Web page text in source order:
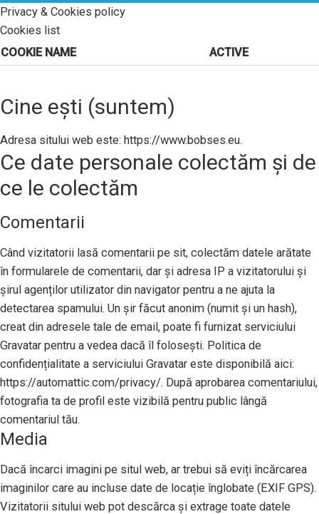
Privacy & Cookies policy
Cookies list
COOKIE NAME
ACTIVE
Cine ești (suntem)
Adresa sitului web este: https://www.bobses.eu.
Ce date personale colectăm și de
ce le colectăm
Comentarii
Când vizitatorii lasă comentarii pe sit, colectăm datele arătate
în formularele de comentarii, dar și adresa IP a vizitatorului și
șirul agenților utilizator din navigator pentru a ne ajuta la
detectarea spamului. Un șir făcut anonim (numit și un hash),
creat din adresele tale de email, poate fi furnizat serviciului
Gravatar pentru a vedea dacă îl folosești. Politica de
confidențialitate a serviciului Gravatar este disponibilă aici:
https://automattic.com/privacy/. După aprobarea comentariului,
fotografia ta de profil este vizibilă pentru public lângă
comentariul tău.
Media
Dacă încarci imagini pe situl web, ar trebui să eviți încărcarea
imaginilor care au incluse date de locație înglobate (EXIF GPS).
Vizitatorii sitului web pot descărca și extrage toate datele